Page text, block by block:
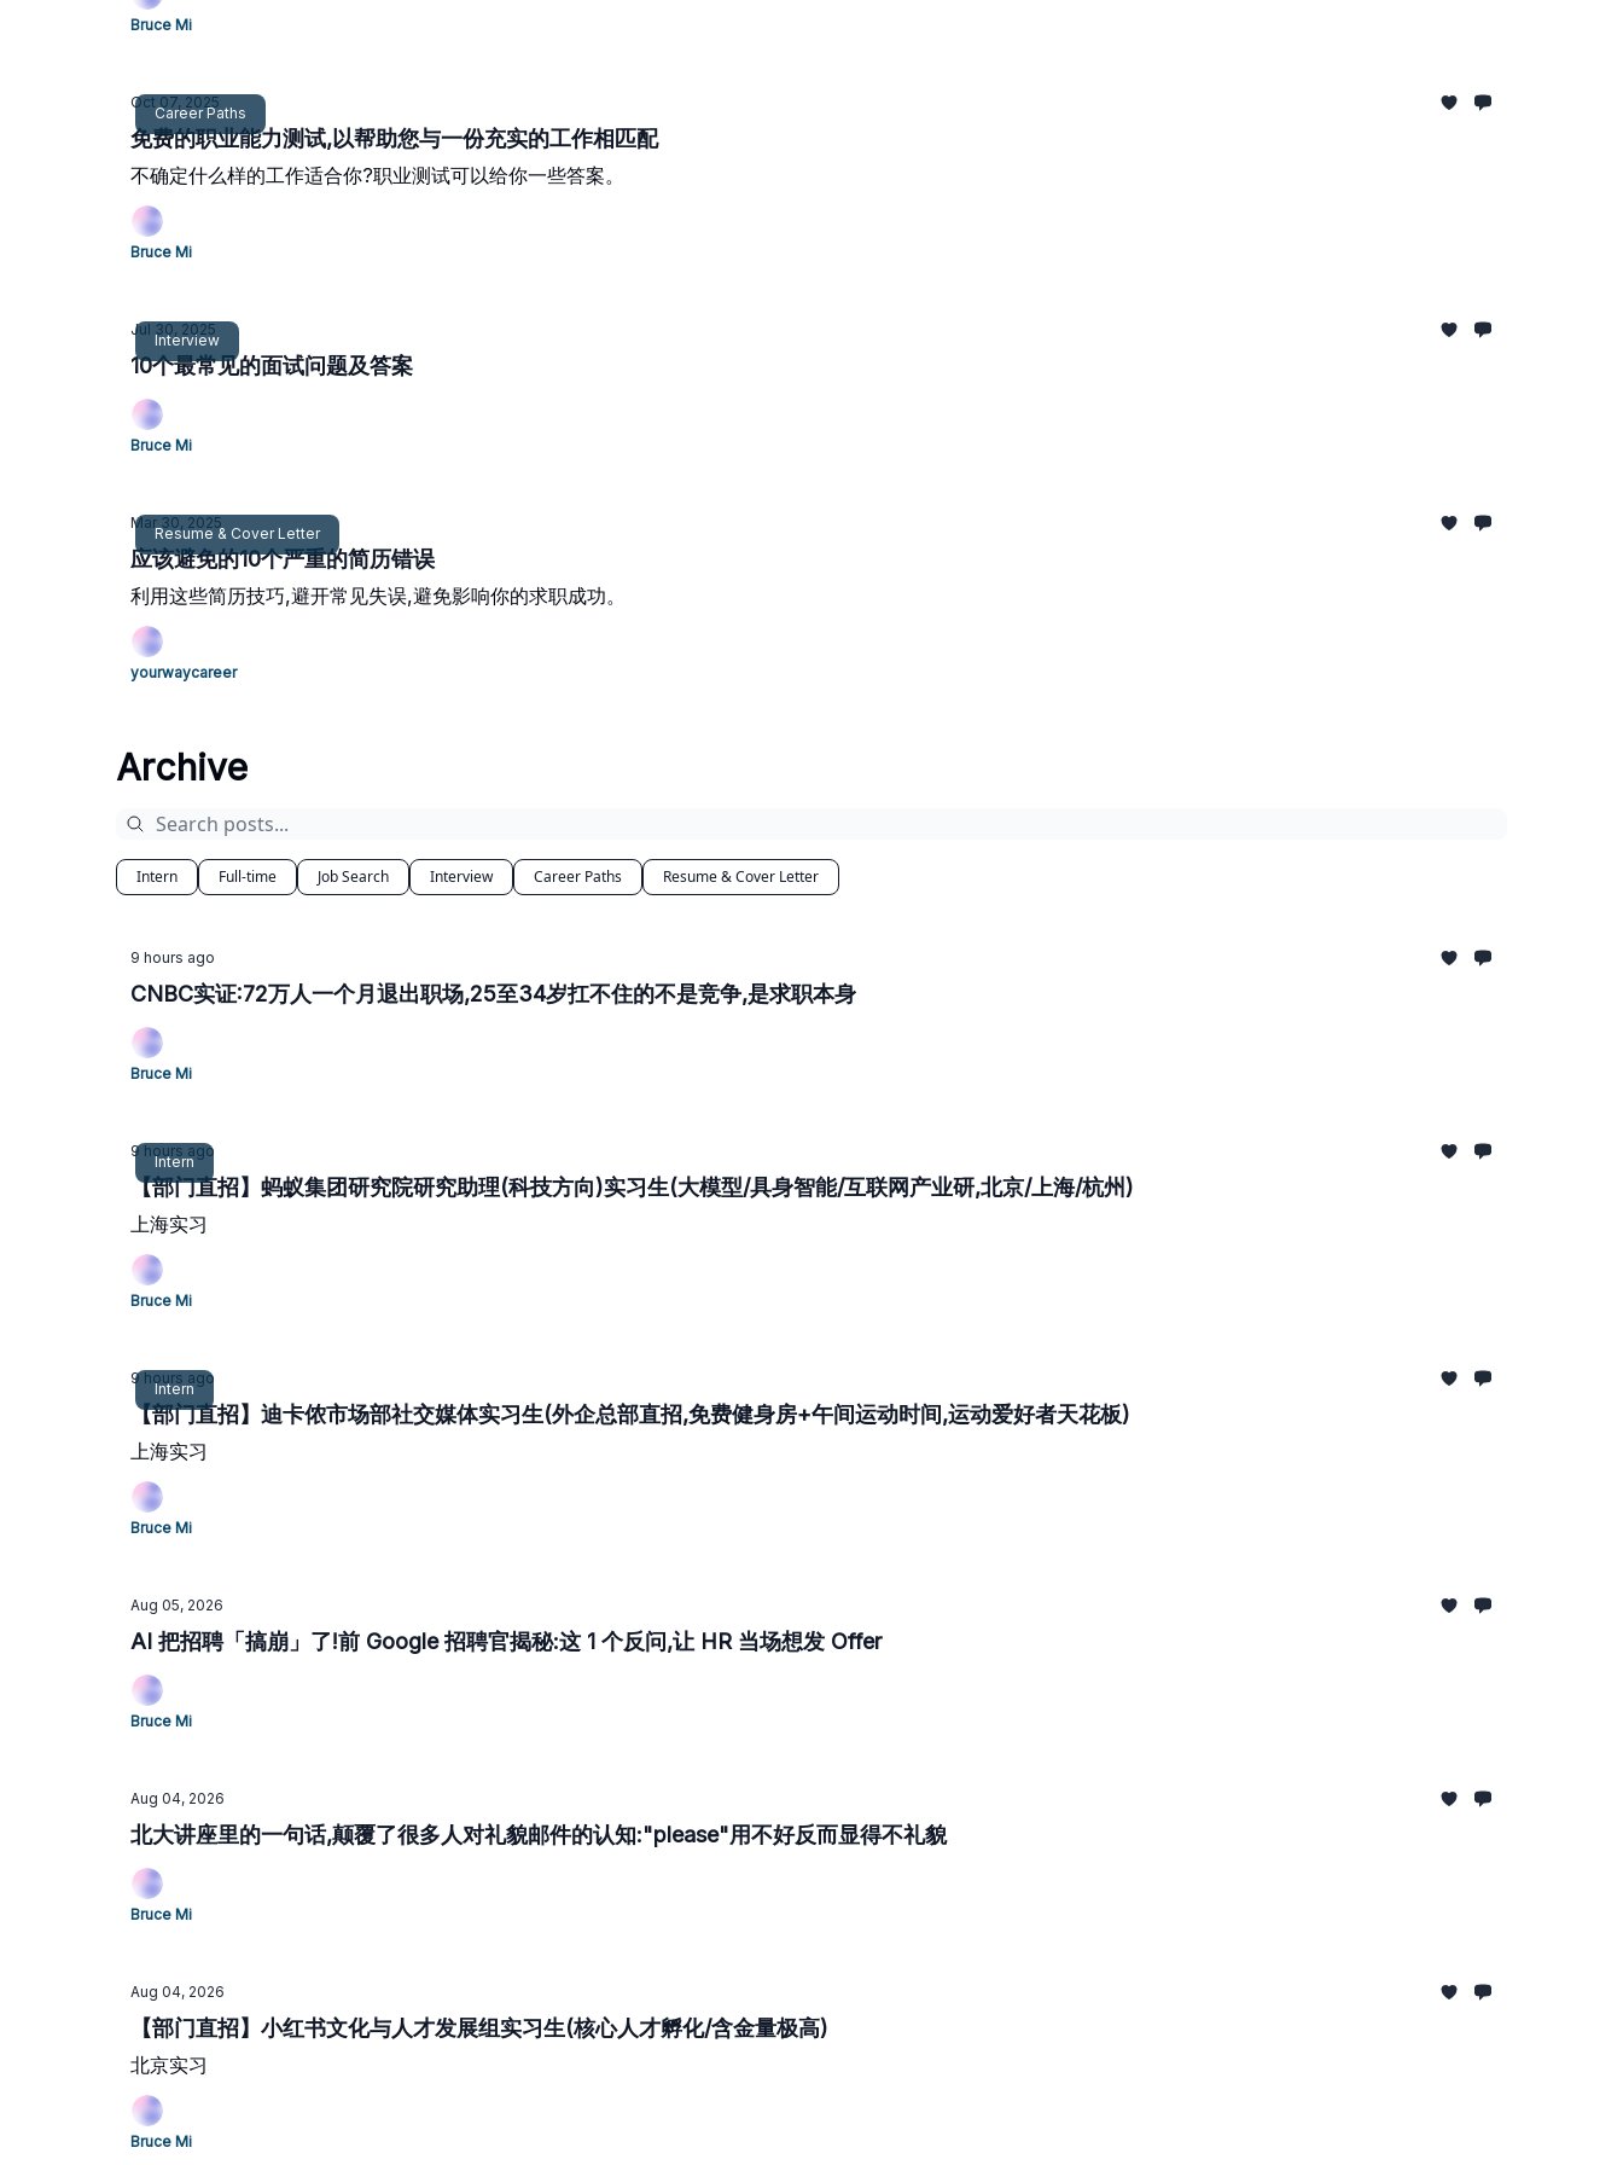
Bruce Mi
Career Paths
Oct 07, 2025
免费的职业能力测试,以帮助您与一份充实的工作相匹配
不确定什么样的工作适合你?职业测试可以给你一些答案。
Bruce Mi
Interview
Jul 30, 2025
10个最常见的面试问题及答案
Bruce Mi
Resume & Cover Letter
Mar 30, 2025
应该避免的10个严重的简历错误
利用这些简历技巧,避开常见失误,避免影响你的求职成功。
yourwaycareer
Archive
Intern Full-time Job Search Interview Career Paths Resume & Cover Letter
9 hours ago
CNBC实证:72万人一个月退出职场,25至34岁扛不住的不是竞争,是求职本身
Bruce Mi
Intern
9 hours ago
【部门直招】蚂蚁集团研究院研究助理(科技方向)实习生(大模型/具身智能/互联网产业研,北京/上海/杭州)
上海实习
Bruce Mi
Intern
9 hours ago
【部门直招】迪卡侬市场部社交媒体实习生(外企总部直招,免费健身房+午间运动时间,运动爱好者天花板)
上海实习
Bruce Mi
Aug 05, 2026
AI 把招聘「搞崩」了!前 Google 招聘官揭秘:这 1 个反问,让 HR 当场想发 Offer
Bruce Mi
Aug 04, 2026
北大讲座里的一句话,颠覆了很多人对礼貌邮件的认知:"please"用不好反而显得不礼貌
Bruce Mi
Aug 04, 2026
【部门直招】小红书文化与人才发展组实习生(核心人才孵化/含金量极高)
北京实习
Bruce Mi